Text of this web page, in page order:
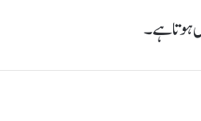
ہوتا ہے۔